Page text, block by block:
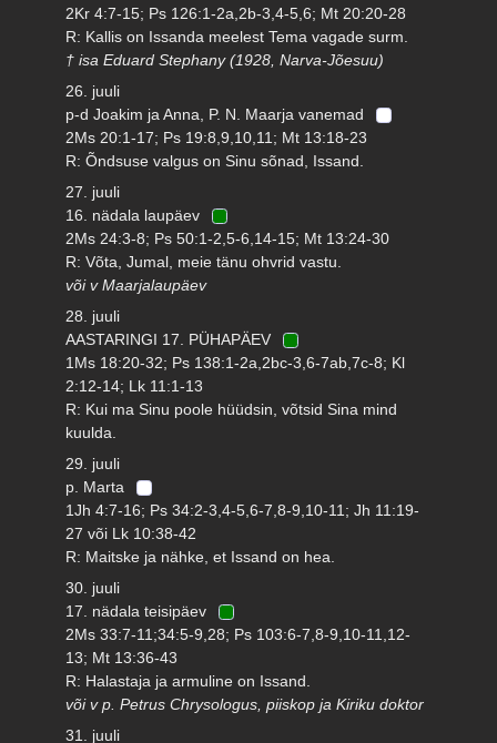
2Kr 4:7-15; Ps 126:1-2a,2b-3,4-5,6; Mt 20:20-28
R: Kallis on Issanda meelest Tema vagade surm.
† isa Eduard Stephany (1928, Narva-Jõesuu)
26. juuli
p-d Joakim ja Anna, P. N. Maarja vanemad
2Ms 20:1-17; Ps 19:8,9,10,11; Mt 13:18-23
R: Õndsuse valgus on Sinu sõnad, Issand.
27. juuli
16. nädala laupäev
2Ms 24:3-8; Ps 50:1-2,5-6,14-15; Mt 13:24-30
R: Võta, Jumal, meie tänu ohvrid vastu.
või v Maarjalaupäev
28. juuli
AASTARINGI 17. PÜHAPÄEV
1Ms 18:20-32; Ps 138:1-2a,2bc-3,6-7ab,7c-8; Kl
2:12-14; Lk 11:1-13
R: Kui ma Sinu poole hüüdsin, võtsid Sina mind
kuulda.
29. juuli
p. Marta
1Jh 4:7-16; Ps 34:2-3,4-5,6-7,8-9,10-11; Jh 11:19-
27 või Lk 10:38-42
R: Maitske ja nähke, et Issand on hea.
30. juuli
17. nädala teisipäev
2Ms 33:7-11;34:5-9,28; Ps 103:6-7,8-9,10-11,12-
13; Mt 13:36-43
R: Halastaja ja armuline on Issand.
või v p. Petrus Chrysologus, piiskop ja Kiriku doktor
31. juuli